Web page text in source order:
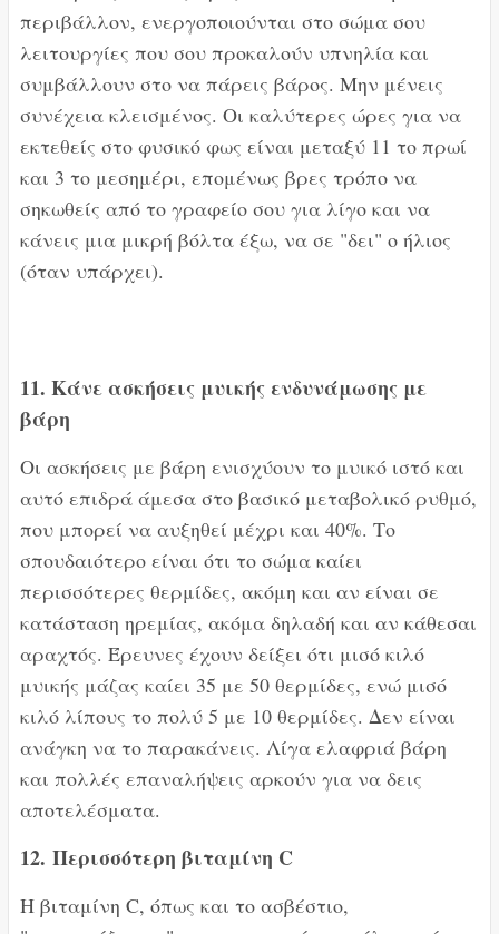
περιβάλλον, ενεργοποιούνται στο σώμα σου
λειτουργίες που σου προκαλούν υπνηλία και
συμβάλλουν στο να πάρεις βάρος. Μην μένεις
συνέχεια κλεισμένος. Οι καλύτερες ώρες για να
εκτεθείς στο φυσικό φως είναι μεταξύ 11 το πρωί
και 3 το μεσημέρι, επομένως βρες τρόπο να
σηκωθείς από το γραφείο σου για λίγο και να
κάνεις μια μικρή βόλτα έξω, να σε "δει" ο ήλιος
(όταν υπάρχει).
11. Κάνε ασκήσεις μυικής ενδυνάμωσης με
βάρη
Οι ασκήσεις με βάρη ενισχύουν το μυικό ιστό και
αυτό επιδρά άμεσα στο βασικό μεταβολικό ρυθμό,
που μπορεί να αυξηθεί μέχρι και 40%. Το
σπουδαιότερο είναι ότι το σώμα καίει
περισσότερες θερμίδες, ακόμη και αν είναι σε
κατάσταση ηρεμίας, ακόμα δηλαδή και αν κάθεσαι
αραχτός. Έρευνες έχουν δείξει ότι μισό κιλό
μυικής μάζας καίει 35 με 50 θερμίδες, ενώ μισό
κιλό λίπους το πολύ 5 με 10 θερμίδες. Δεν είναι
ανάγκη να το παρακάνεις. Λίγα ελαφριά βάρη
και πολλές επαναλήψεις αρκούν για να δεις
αποτελέσματα.
12. Περισσότερη βιταμίνη C
Η βιταμίνη C, όπως και το ασβέστιο,